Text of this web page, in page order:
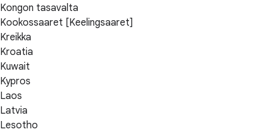
Kongon tasavalta
Kookossaaret [Keelingsaaret]
Kreikka
Kroatia
Kuwait
Kypros
Laos
Latvia
Lesotho